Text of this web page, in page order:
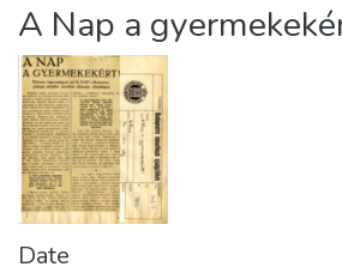
Statistics
About us
A Nap a
Date